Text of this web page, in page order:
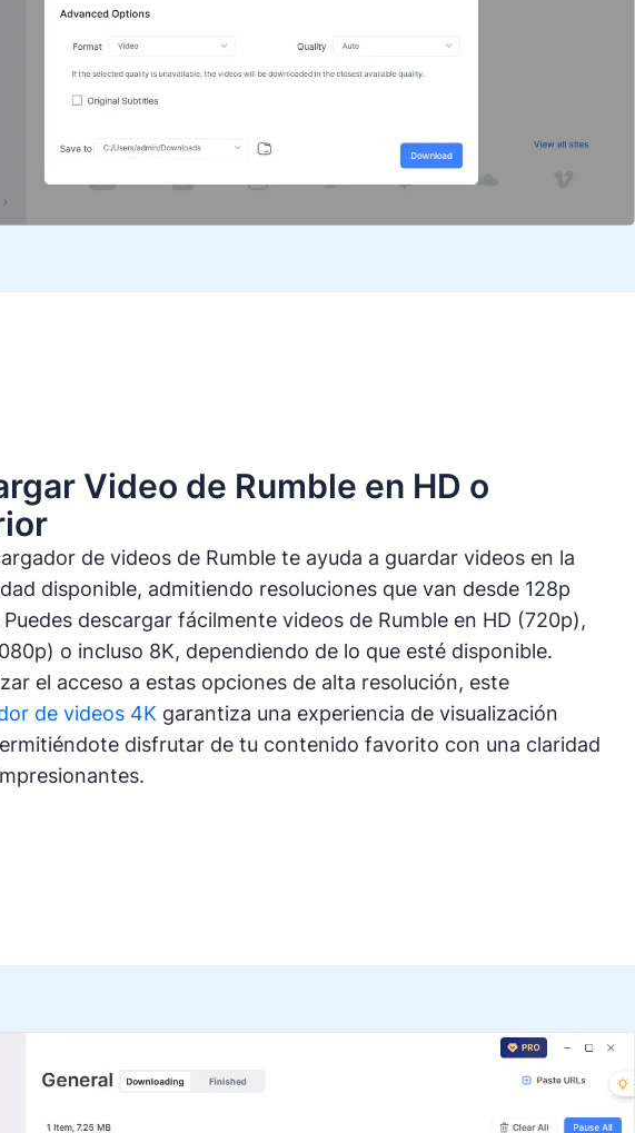
Video de Rumble en HD o
de videos de Rumble te ayuda a guardar videos en la
disponible, admitiendo resoluciones que van desde 128p
descargar fácilmente videos de Rumble en HD (720p),
o incluso 8K, dependiendo de lo que esté disponible.
el acceso a estas opciones de alta resolución, este
de videos 4K garantiza una experiencia de visualización
disfrutar de tu contenido favorito con una claridad